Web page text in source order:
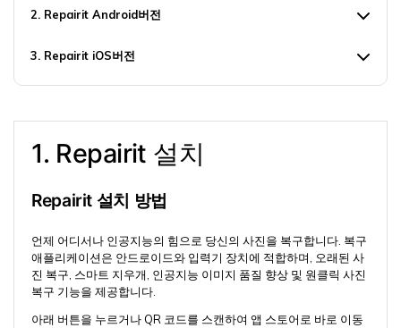
UBackit - 데이터 백업
PST 및 OST 파일과 분실된 Outlook 이메일 복구 솔
2. Repairit Android버전
3. Repairit iOS버전
1. Repairit 설치
Repairit 설치 방법
언제 어디서나 인공지능의 힘으로 당신의 사진을 복구합니다. 복구
애플리케이션은 안드로이드와 입력기 장치에 적합하며, 오래된 사
진 복구, 스마트 지우개, 인공지능 이미지 품질 향상 및 원클릭 사진
복구 기능을 제공합니다.
아래 버튼을 누르거나 QR 코드를 스캔하여 앱 스토어로 바로 이동